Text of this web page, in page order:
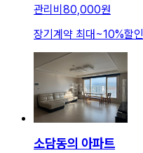
관리비 80,000원
장기계약 최대~10%할인
소담동의 아파트